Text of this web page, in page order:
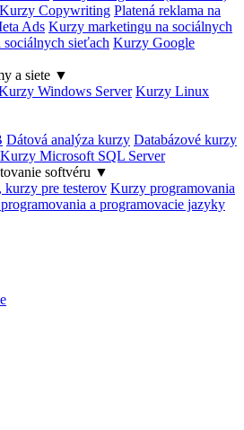
Kurzy Copywriting Platená reklama na
Ads Kurzy marketingu na sociálnych
sociálnych sieťach Kurzy Google
a siete ▼
Windows Server Kurzy Linux
Dátová analýza kurzy Databázové kurzy
Kurzy Microsoft SQL Server
softvéru ▼
pre testerov Kurzy programovania
a programovacie jazyky